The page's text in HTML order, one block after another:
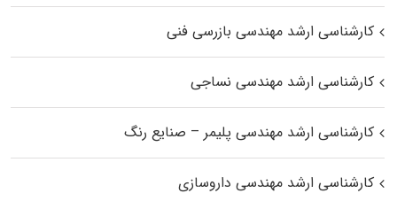
کارشناسی ارشد مهندسی بازرسی فنی
کارشناسی ارشد مهندسی نساجی
کارشناسی ارشد مهندسی پلیمر – صنایع رنگ
کارشناسی ارشد مهندسی داروسازی